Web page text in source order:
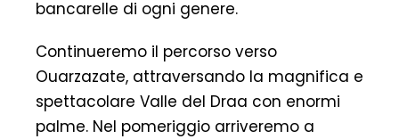
bancarelle di ogni genere.
Continueremo il percorso verso
Ouarzazate, attraversando la magnifica e
spettacolare Valle del Draa con enormi
palme. Nel pomeriggio arriveremo a